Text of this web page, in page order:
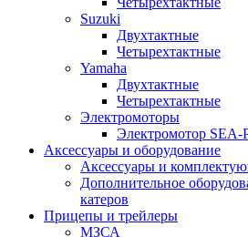
Suzuki
Двухтактные
Четырехтактные
Yamaha
Двухтактные
Четырехтактные
Электромоторы
Электромотор SEA-
Аксессуары и оборудование
Аксессуары и
Дополнительное
катеров
Прицепы и трейлеры
МЗСА